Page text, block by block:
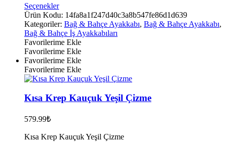
SeçeneklerBu
ürünün
birden
fazla
varyasyonu
var.
Seçenekler
ürün
sayfasından
Ürün Kodu: 14fa8a1f247d40c3a8b547fe86d1d639
Kategoriler: Bağ & Bahçe Ayakkabı, Bağ & Bahçe Ayakkabı,
Bağ & Bahçe İş Ayakkabıları
Favorilerime Ekle
Favorilerime Ekle
Favorilerime Ekle
Favorilerime Ekle
Kısa Krep Kauçuk Yeşil Çizme
579.99₺
Kısa Krep Kauçuk Yeşil Çizme